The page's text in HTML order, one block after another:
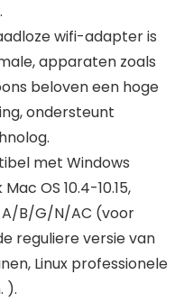
wifi-adapter is
apparaten zoals
beloven een hoge
ondersteunt
met Windows
OS 10.4-10.15,
A/B/G/N/AC (voor
reguliere versie van
Linux professionele
).